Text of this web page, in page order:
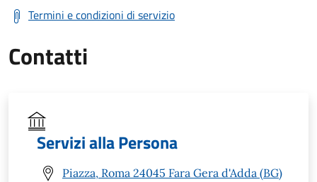
Termini e condizioni di servizio
Contatti
Servizi alla Persona
Piazza, Roma 24045 Fara Gera d'Adda (BG)